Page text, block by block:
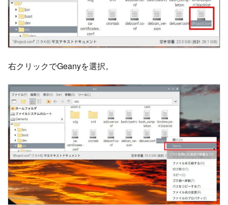
右クリックでGeanyを選択。